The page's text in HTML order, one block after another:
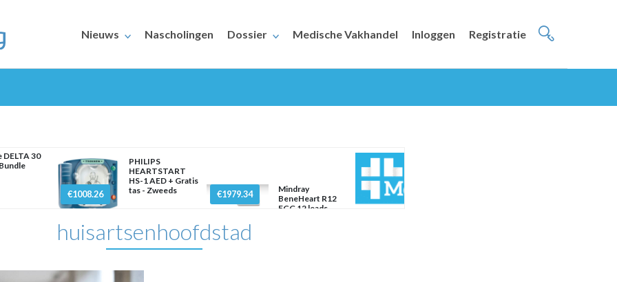
Nieuws Nascholingen Dossier Medische Vakhandel Inloggen Registratie
DELTA 30
€1008.26
PHILIPS
HEARTSTART
HS-1 AED + Gratis
tas - Zweeds
€1979.34
Mindray
BeneHeart R12
ECG 12 leads
huisartsenhoofdstad